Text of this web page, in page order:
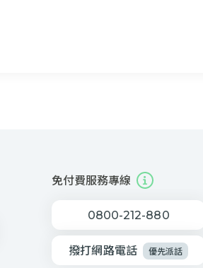
免付費服務專線
0800-212-880
撥打網路電話 優先派話